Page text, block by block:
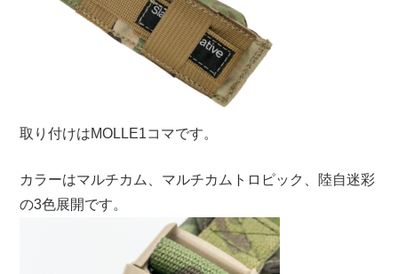
取り付けはMOLLE1コマです。
カラーはマルチカム、マルチカムトロピック、陸自迷彩
の3色展開です。